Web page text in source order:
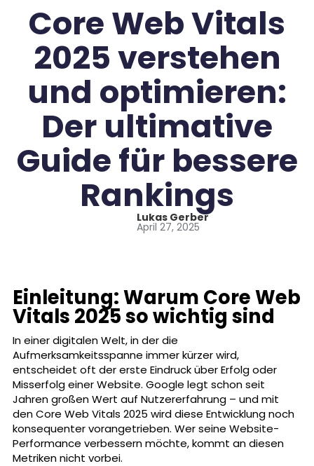
Core Web Vitals
2025 verstehen
und optimieren:
Der ultimative
Guide für bessere
Rankings
Lukas Gerber
April 27, 2025
Einleitung: Warum Core Web
Vitals 2025 so wichtig sind
In einer digitalen Welt, in der die
Aufmerksamkeitsspanne immer kürzer wird,
entscheidet oft der erste Eindruck über Erfolg oder
Misserfolg einer Website. Google legt schon seit
Jahren großen Wert auf Nutzererfahrung – und mit
den Core Web Vitals 2025 wird diese Entwicklung noch
konsequenter vorangetrieben. Wer seine Website-
Performance verbessern möchte, kommt an diesen
Metriken nicht vorbei.